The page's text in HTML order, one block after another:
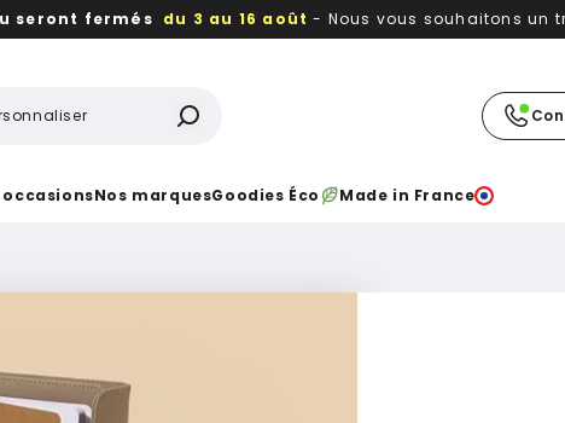
seront fermés du 3 au 16 août - Nous vous souhaitons un
occasionsNos marquesGoodies Éco Made in France